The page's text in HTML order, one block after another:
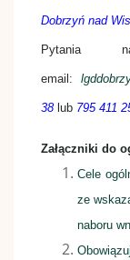
Dobrzyń nad
Pytania
email:
38lub 795 411
Załączniki do
Cele
ze
naboru